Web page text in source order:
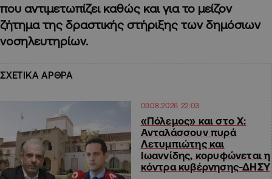
που αντιμετωπίζει καθώς και για το μείζον
ζήτημα της δραστικής στήριξης των δημόσιων
νοσηλευτηρίων.
ΣΧΕΤΙΚΑ ΑΡΘΡΑ
09.08.2026 22:03
«Πόλεμος» και στο Χ:
Ανταλάσσουν πυρά
Λετυμπιώτης και
Ιωαννίδης, κορυφώνεται η
κόντρα κυβέρνησης-ΔΗΣΥ